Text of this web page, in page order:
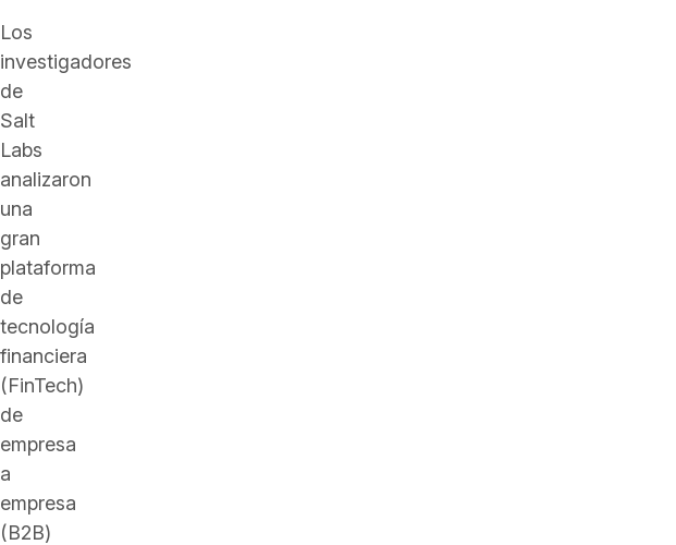
Los
investigadores
de
Salt
Labs
analizaron
una
gran
plataforma
de
tecnología
financiera
(FinTech)
de
empresa
a
empresa
(B2B)